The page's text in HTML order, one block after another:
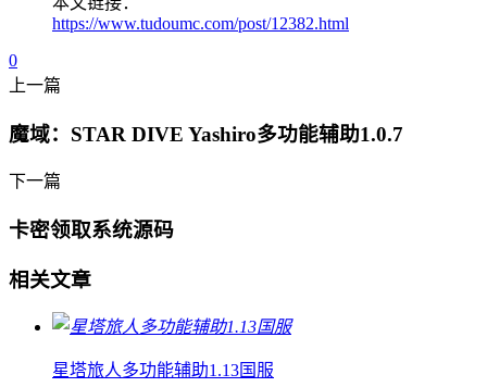
https://www.tudoumc.com/post/12382.html
0
上一篇
魔域：STAR DIVE Yashiro多功能辅助1.0.7
下一篇
卡密领取系统源码
相关文章
星塔旅人多功能辅助1.13国服